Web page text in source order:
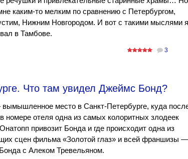
каким-то мелким по сравнению с Петербургом,
Нижним Новгородом. И вот с такими мыслями я
в Тамбове.
3
Что там увидел Джеймс Бонд?
место в Санкт-Петербурге, куда
номере отеля одна из самых колоритных злодеек
привозит Бонда и где происходит одна из
сцен фильма «Золотой глаз» и всей франшизы —
с Алеком Тревельяном.